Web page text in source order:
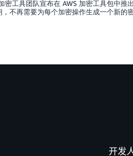
密工具团队宣布在 AWS 加密工具包中
，不再需要为每个加密操作生成一个新的密
开发